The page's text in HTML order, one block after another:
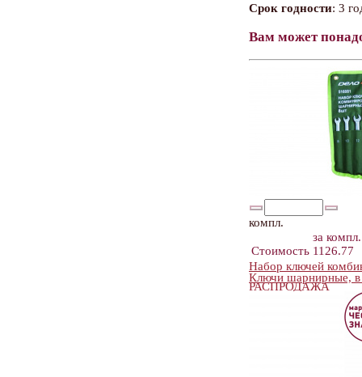
Срок годности: 3
Вам может
компл.
за компл.
Стоимость 1126.77
Набор ключей
Ключи шарнирные, в
РАСПРОДАЖА